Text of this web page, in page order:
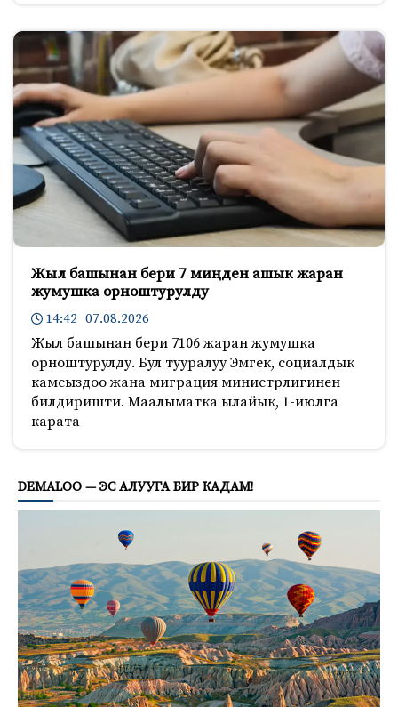
Жыл башынан бери 7 миңден ашык жаран
жумушка орноштурулду
14:42 07.08.2026
Жыл башынан бери 7106 жаран жумушка
орноштурулду. Бул тууралуу Эмгек, социалдык
камсыздоо жана миграция министрлигинен
билдиришти. Маалыматка ылайык, 1-июлга
карата
DEMALOO — ЭС АЛУУГА БИР КАДАМ!